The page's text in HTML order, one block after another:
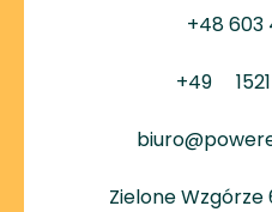
+48 603
+49
Zielone Wzgórze